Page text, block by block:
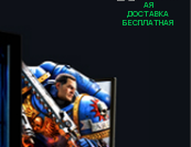
ДОСТАВКА
БЕСПЛАТНАЯ